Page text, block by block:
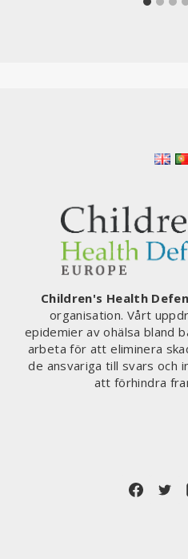
Children's Health
organisation. Vårt
epidemier av ohälsa bland
arbeta för att eliminera
de ansvariga till svars och
att förhindra